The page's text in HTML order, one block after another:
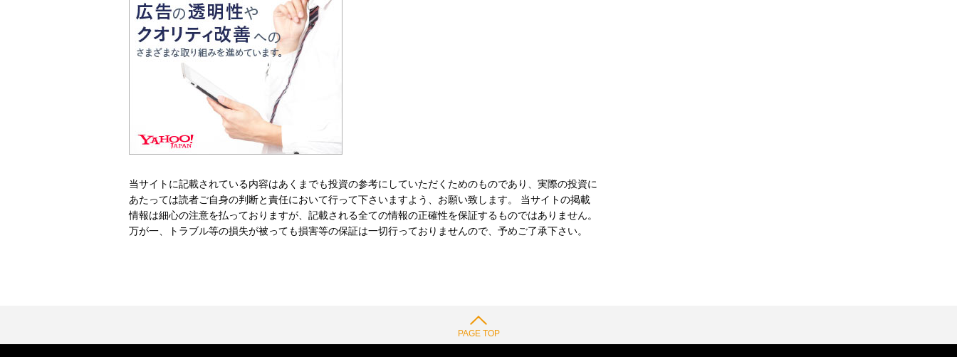
当サイトに記載されている内容はあくまでも投資の参考にしていただくためのものであり、実際の投資に
あたっては読者ご自身の判断と責任において行って下さいますよう、お願い致します。 当サイトの掲載
情報は細心の注意を払っておりますが、記載される全ての情報の正確性を保証するものではありません。
万が一、トラブル等の損失が被っても損害等の保証は一切行っておりませんので、予めご了承下さい。
PAGE TOP